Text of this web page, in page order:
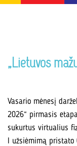
„Lietuvos
Vasario mėnesį
2026“ pirmasis
sukurtus virtualius
I užsiėmimą pristato